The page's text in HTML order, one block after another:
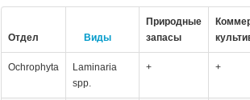
Отдел Виды
Природные
запасы
Ochrophyta
Laminaria
spp.
+ +